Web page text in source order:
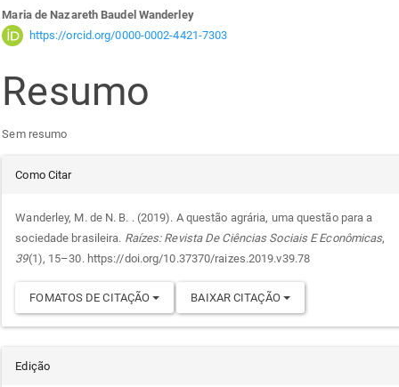
Conteúdo
do
artigo
principal
Maria de Nazareth Baudel Wanderley
https://orcid.org/0000-0002-4421-7303
Resumo
Sem resumo
Detalhes
do
artigo
Como Citar
Wanderley, M. de N. B. . (2019). A questão agrária, uma questão para a
sociedade brasileira. Raízes: Revista De Ciências Sociais E Econômicas,
39(1), 15–30. https://doi.org/10.37370/raizes.2019.v39.78
FOMATOS DE CITAÇÃO BAIXAR CITAÇÃO
Edição